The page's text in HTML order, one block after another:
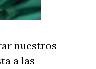
nuestros
a las